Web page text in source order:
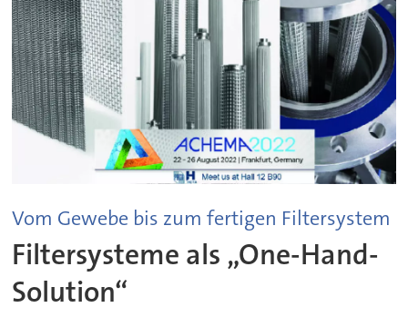
Vom Gewebe bis zum fertigen Filtersystem
Filtersysteme als „One-Hand-
Solution“